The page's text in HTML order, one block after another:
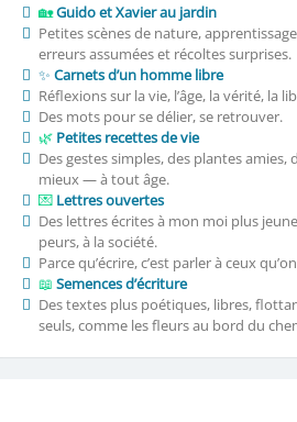
🏡Guido et Xavier au jardin
Petites scènes de nature,
erreurs assumées et récoltes surprises.
✨ Carnets d’un homme libre
Réflexions sur la vie, l’âge, la vérité, la
Des mots pour se délier, se retrouver.
🌿 Petites recettes de vie
Des gestes simples, des plantes
mieux — à tout âge.
💌 Lettres ouvertes
Des lettres écrites à mon moi plus
peurs, à la société.
Parce qu’écrire, c’est parler à ceux
📖 Semences d’écriture
Des textes plus poétiques, libres,
seuls, comme les fleurs au bord du